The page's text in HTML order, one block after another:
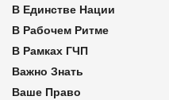
В Единстве Нации
В Рабочем Ритме
В Рамках ГЧП
Важно Знать
Ваше Право